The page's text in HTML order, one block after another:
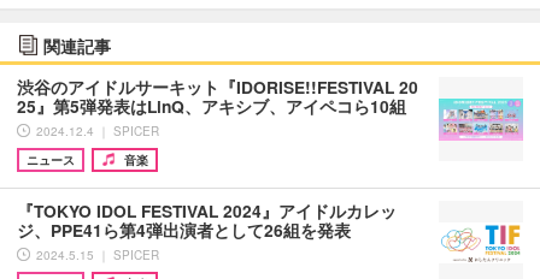
関連記事
渋谷のアイドルサーキット『IDORISE!!FESTIVAL 20
25』第5弾発表はLinQ、アキシブ、アイペコら10組
2024.12.4 ｜ SPICER
ニュース
音楽
『TOKYO IDOL FESTIVAL 2024』アイドルカレッ
ジ、PPE41ら第4弾出演者として26組を発表
2024.5.15 ｜ SPICER